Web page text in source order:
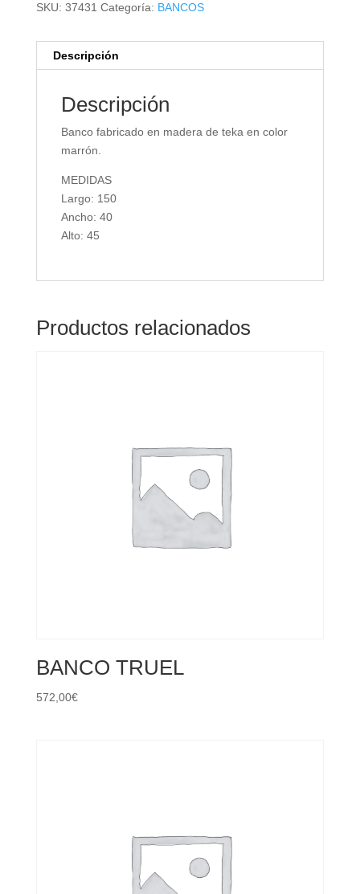
SKU: 37431 Categoría: BANCOS
Descripción
Descripción
Banco fabricado en madera de teka en color
marrón.
MEDIDAS
Largo: 150
Ancho: 40
Alto: 45
Productos relacionados
BANCO TRUEL
572,00€